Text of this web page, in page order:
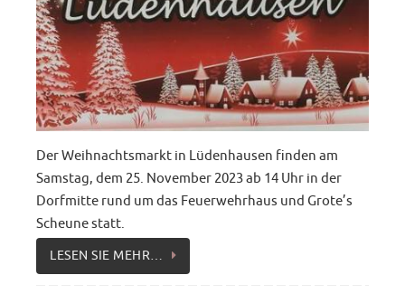
Der Weihnachtsmarkt in Lüdenhausen finden am
Samstag, dem 25. November 2023 ab 14 Uhr in der
Dorfmitte rund um das Feuerwehrhaus und Grote’s
Scheune statt.
LESEN SIE MEHR…